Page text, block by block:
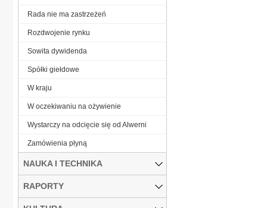
Rada nie ma zastrzeżeń
Rozdwojenie rynku
Sowita dywidenda
Spółki giełdowe
W kraju
W oczekiwaniu na ożywienie
Wystarczy na odcięcie się od Alwerni
Zamówienia płyną
NAUKA I TECHNIKA
RAPORTY